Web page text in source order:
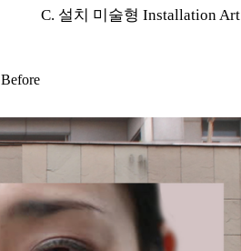
C. 설치 미술형 Installation Art
Before